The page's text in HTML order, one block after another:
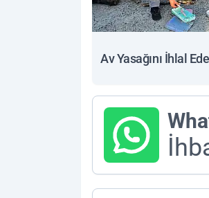
Av Yasağını İhlal